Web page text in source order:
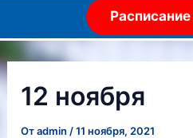
Расписание
12 ноября
Отadmin /11 ноября, 2021